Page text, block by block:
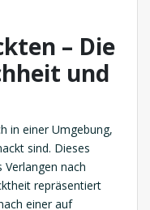
– Die
und
in einer Umgebung,
sind. Dieses
nach
repräsentiert
einer auf